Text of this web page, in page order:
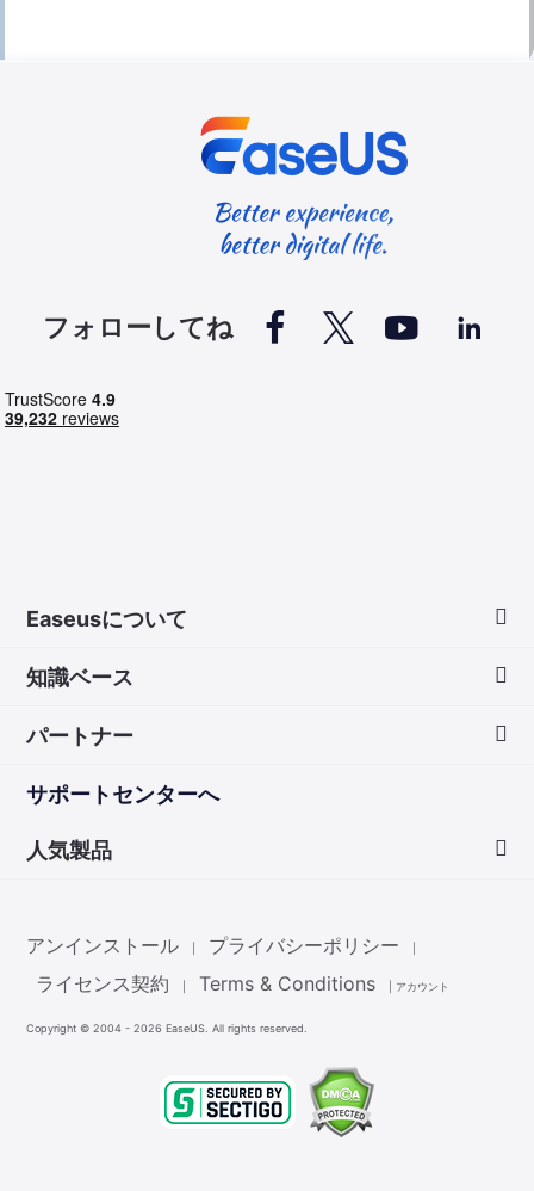
フォローしてね    
Easeusについて
お問い合わせ
知識ベース
Mac アプリ ストア
パートナー
サポートセンターへ
人気製品
Partition Master
Todo PCTrans
アンインストール プライバシーポリシー
ライセンス契約 Terms & Conditions アカウント
Copyright © 2004 - 2026 EaseUS. All rights reserved.